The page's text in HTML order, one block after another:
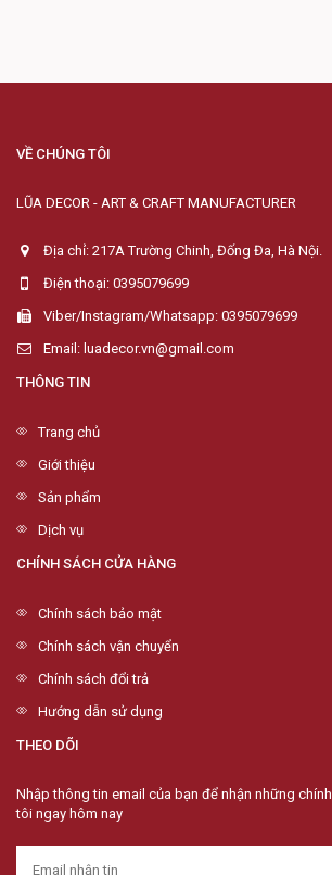
VỀ CHÚNG TÔI
LŨA DECOR - ART & CRAFT MANUFACTURER
Địa chỉ: 217A Trường Chinh, Đống Đa, Hà Nội.
Điện thoại: 0395079699
Viber/Instagram/Whatsapp: 0395079699
Email: luadecor.vn@gmail.com
THÔNG TIN
Trang chủ
Giới thiệu
Sản phẩm
Dịch vụ
CHÍNH SÁCH CỬA HÀNG
Chính sách bảo mật
Chính sách vận chuyển
Chính sách đổi trả
Hướng dẫn sử dụng
THEO DÕI
Nhập thông tin email của bạn để nhận những
tôi ngay hôm nay